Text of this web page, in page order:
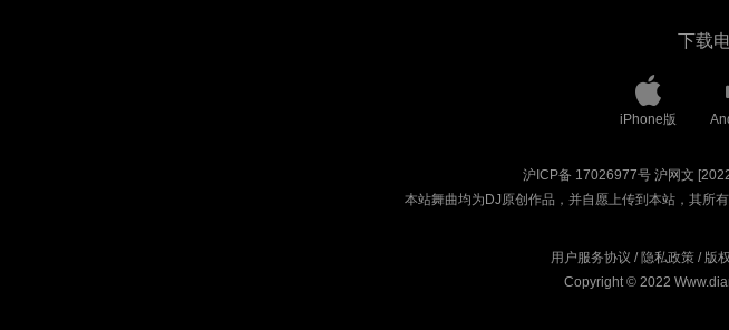
下载
iPhone版
沪ICP备 17026977号 沪网文
本站舞曲均为DJ原创作品，并自愿上传到本站，其所
用户服务协议 / 隐私政策/ 版
Copyright © 2022